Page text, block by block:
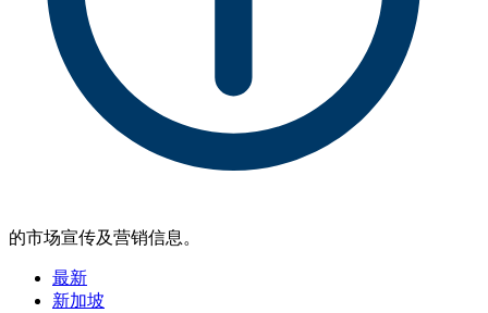
的市场宣传及营销信息。
最新
新加坡